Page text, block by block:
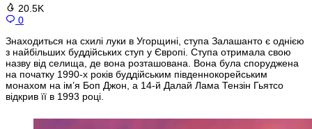
20.5K
0
Знаходиться на схилі луки в Угорщині, ступа Залашанто є однією
з найбільших буддійських ступ у Європі. Ступа отримала свою
назву від селища, де вона розташована. Вона була споруджена
на початку 1990-х років буддійським південнокорейським
монахом на ім’я Боп Джон, а 14-й Далай Лама Тензін Гьятсо
відкрив її в 1993 році.